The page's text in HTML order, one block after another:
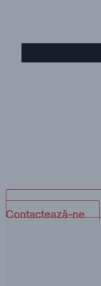
Contactează-ne